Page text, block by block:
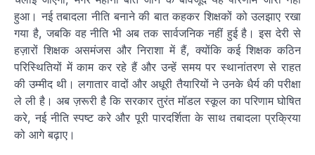
हुआ। नई तबादला नीति बनाने की बात कहकर शिक्षकों को उलझाए रखा
गया है, जबकि वह नीति भी अब तक सार्वजनिक नहीं हुई है। इस देरी से
हज़ारों शिक्षक असमंजस और निराशा में हैं, क्योंकि कई शिक्षक कठिन
परिस्थितियों में काम कर रहे हैं और उन्हें समय पर स्थानांतरण से राहत
की उम्मीद थी। लगातार वादों और अधूरी तैयारियों ने उनके धैर्य की परीक्षा
ले ली है। अब ज़रूरी है कि सरकार तुरंत मॉडल स्कूल का परिणाम घोषित
करे, नई नीति स्पष्ट करे और पूरी पारदर्शिता के साथ तबादला प्रक्रिया
को आगे बढ़ाए।